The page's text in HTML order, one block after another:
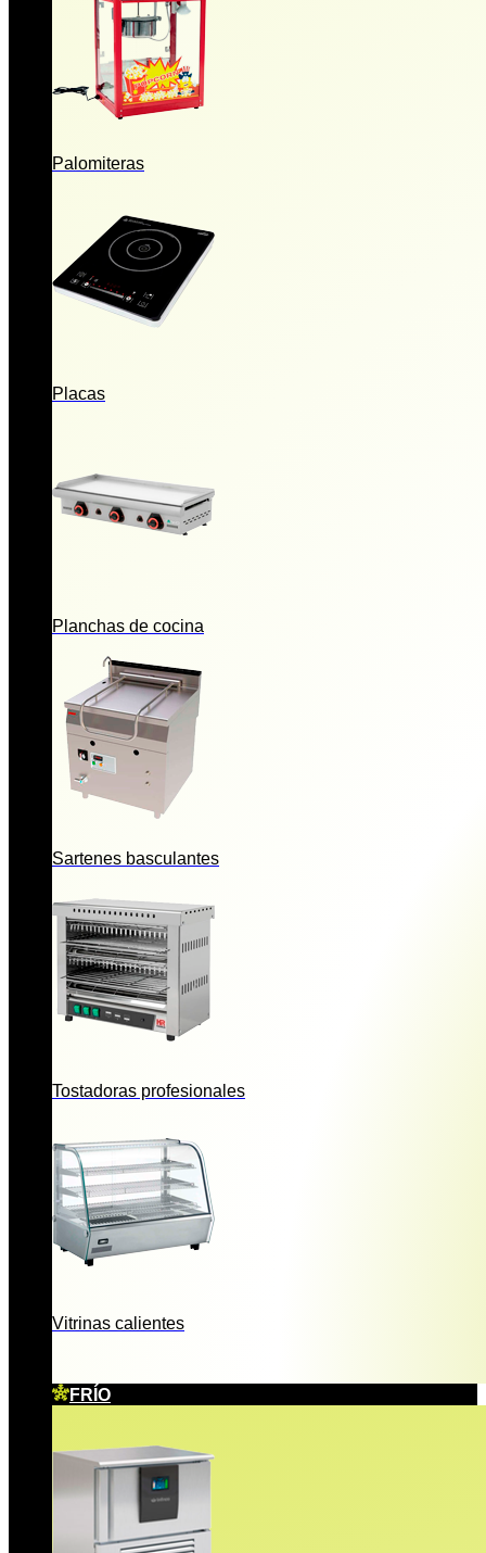
Palomiteras
Placas
Planchas de cocina
Sartenes basculantes
Tostadoras profesionales
Vitrinas calientes
FRÍO